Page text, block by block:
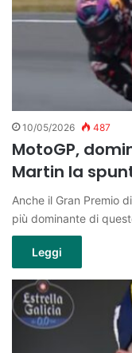
10/05/2026 487
MotoGP,
Martin la
Anche il Gran Premio
più dominante di
Leggi